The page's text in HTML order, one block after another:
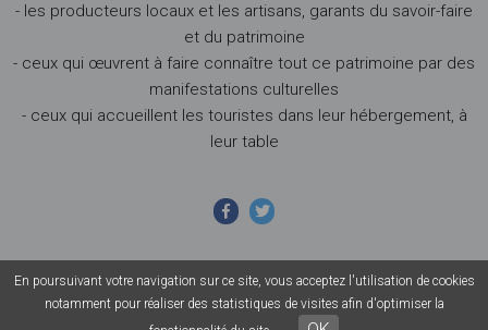
- les producteurs locaux et les artisans, garants du savoir-faire
et du patrimoine
- ceux qui œuvrent à faire connaître tout ce patrimoine par des
manifestations culturelles
- ceux qui accueillent les touristes dans leur hébergement, à
leur table
© 2026 Sentiers en France - Tous droits réservés - Photos non
contractuelles -
Mentions légales-CGU
En poursuivant votre navigation sur ce site, vous acceptez l'utilisation de cookies
notamment pour réaliser des statistiques de visites afin d'optimiser la